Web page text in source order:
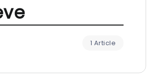
1 Article